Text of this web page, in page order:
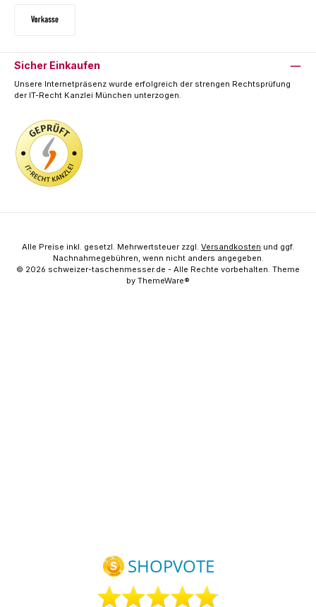
Sicher Einkaufen
Unsere Internetpräsenz wurde erfolgreich der strengen Rechtsprüfung
der IT-Recht Kanzlei München unterzogen.
Alle Preise inkl. gesetzl. Mehrwertsteuer zzgl. Versandkosten und ggf.
Nachnahmegebühren, wenn nicht anders angegeben.
© 2026 schweizer-taschenmesser.de - Alle Rechte vorbehalten. Theme
by ThemeWare®